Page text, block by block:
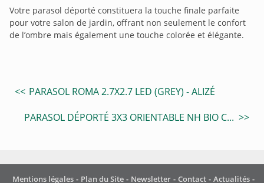
Votre parasol déporté constituera la touche finale parfaite
pour votre salon de jardin, offrant non seulement le confort
de l’ombre mais également une touche colorée et élégante.
PARASOL ROMA 2.7X2.7 LED (GREY) - ALIZÉ
PARASOL DÉPORTÉ 3X3 ORIENTABLE NH BIO CLIM - COLLECTION
Mentions légales Plan du Site Newsletter Contact Actualités